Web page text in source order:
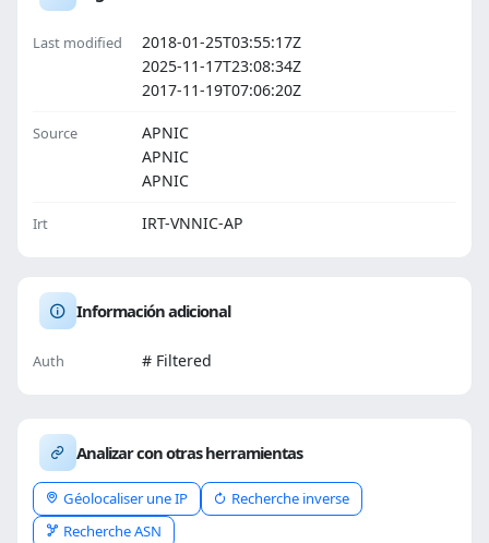
Last modified
2018-01-25T03:55:17Z
2025-11-17T23:08:34Z
2017-11-19T07:06:20Z
Source
APNIC
APNIC
APNIC
Irt IRT-VNNIC-AP
Información adicional
Auth # Filtered
Analizar con otras herramientas
Géolocaliser une IP
Recherche inverse
Recherche ASN